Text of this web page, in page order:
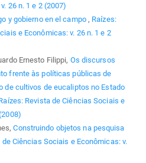
26 n. 1 e 2 (2007)
y gobierno en el campo , Raízes:
e Econômicas: v. 26 n. 1 e 2
Ernesto Filippi, Os discursos
frente às políticas públicas de
de cultivos de eucaliptos no Estado
Revista de Ciências Sociais e
Construindo objetos na pesquisa
de Ciências Sociais e Econômicas: v.